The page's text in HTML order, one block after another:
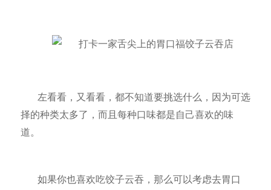
左看看，又看看，都不知道要挑选什么，因为可选
择的种类太多了，而且每种口味都是自己喜欢的味
道。
如果你也喜欢吃饺子云吞，那么可以考虑去胃口